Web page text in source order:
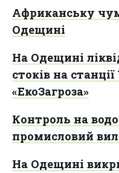
Африканську
Одещині
На Одещині
стоків на
«ЕкоЗагроза»
Контроль на
промисловий
На Одещині